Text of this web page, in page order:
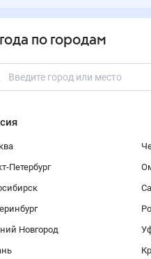
по городам
Петербург
Новгород